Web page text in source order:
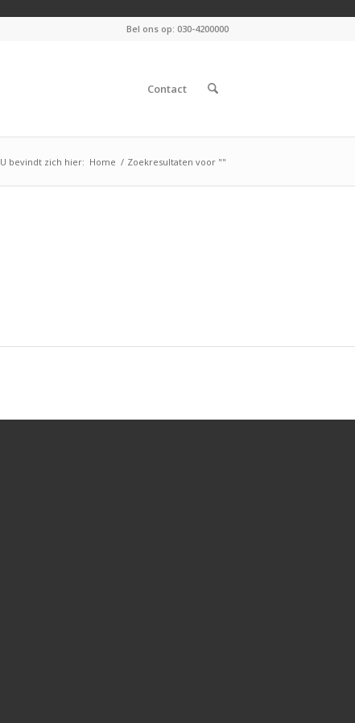
Bel ons op: 030-4200000
Contact
U bevindt zich hier: Home / Zoekresultaten voor ""